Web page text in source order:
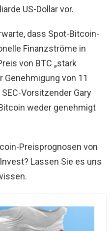
US-Dollar vor.
dass Spot-Bitcoin-
Finanzströme in
von BTC „stark
Genehmigung von 11
Vorsitzender Gary
weder genehmigt
Preisprognosen von
Lassen Sie es uns